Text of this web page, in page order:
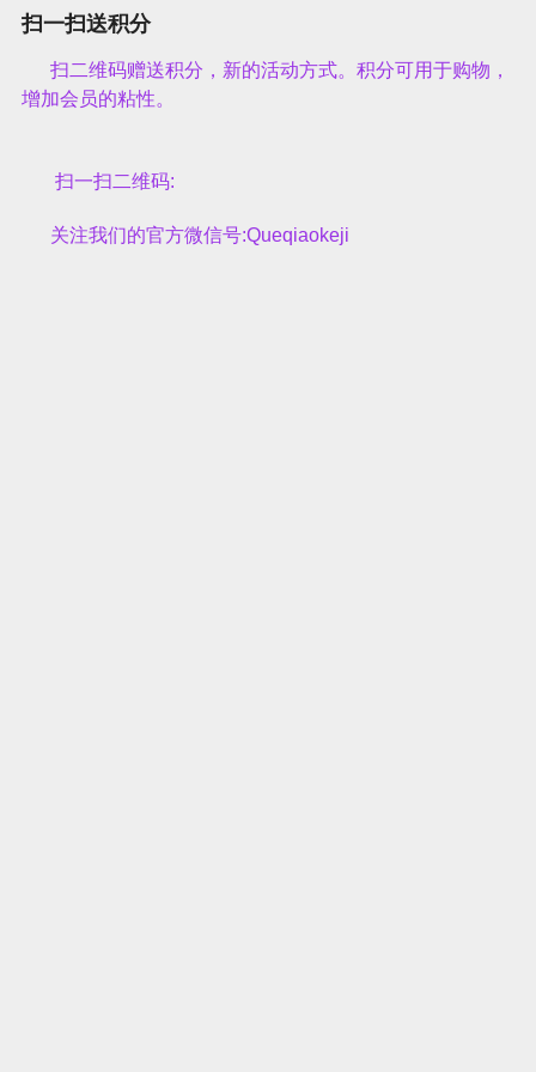
扫一扫送积分
扫二维码赠送积分，新的活动方式。积分可用于购物，
增加会员的粘性。
扫一扫二维码:
关注我们的官方微信号:Queqiaokeji